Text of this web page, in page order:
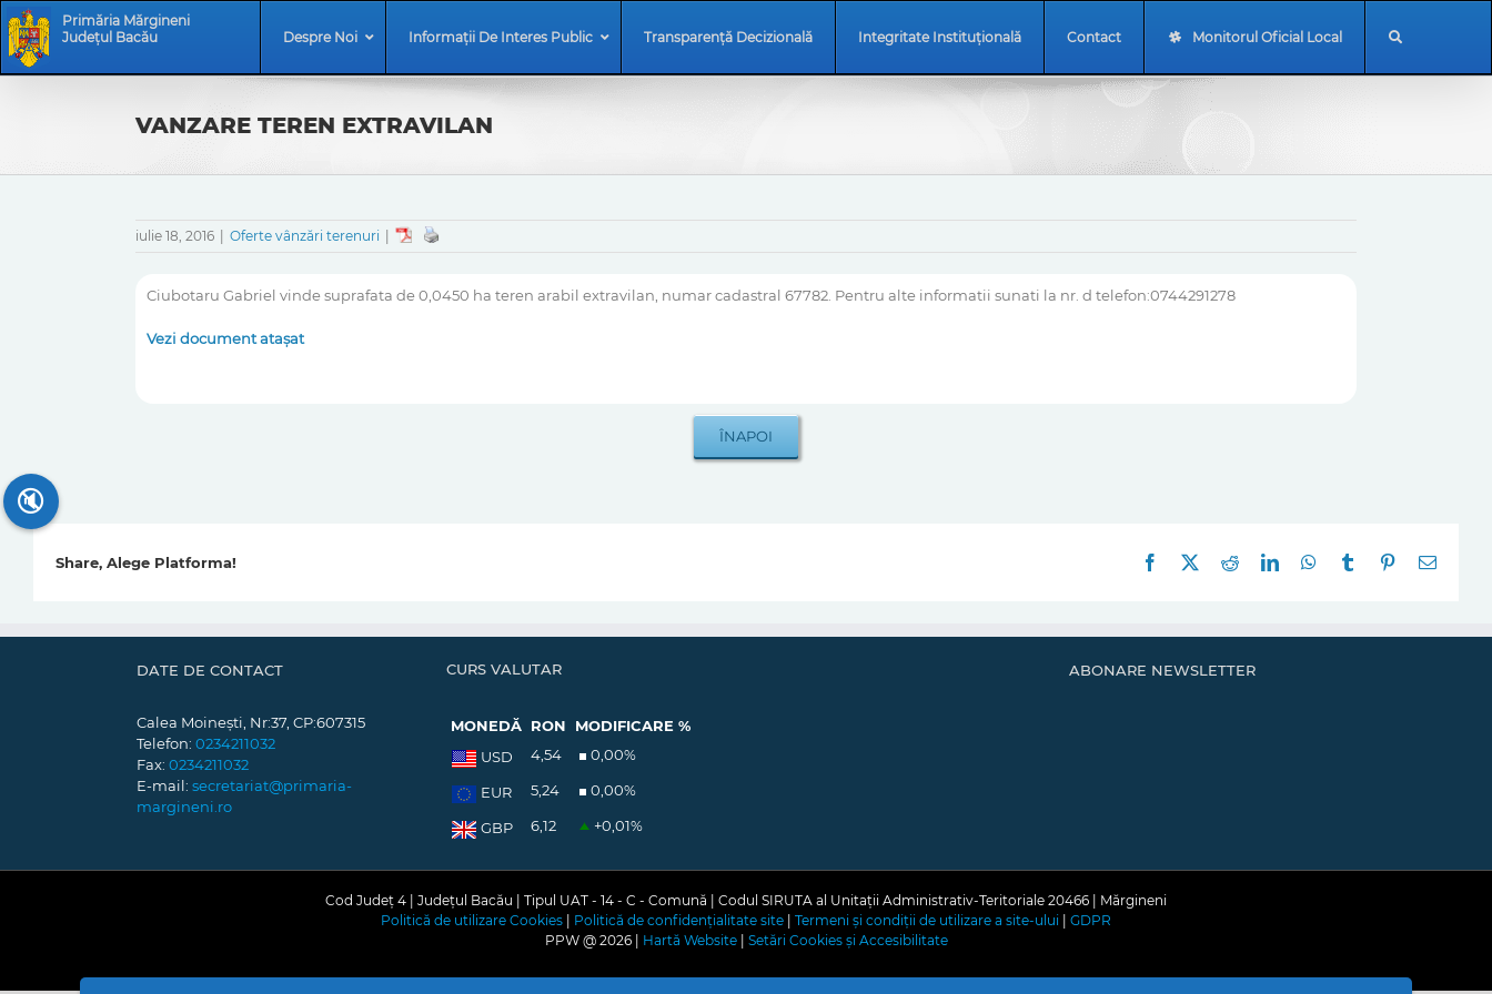
Skip
to
content
Skip
Navigation
Primăria Mărgineni
Județul Bacău
Despre Noi Informații De Interes Public Transparență Decizională Integritate Instituțională Contact Monitorul Oficial Local
VANZARE TEREN EXTRAVILAN
iulie 18, 2016 Oferte vânzări terenuri
Ciubotaru Gabriel vinde suprafata de 0,0450 ha teren arabil extravilan, numar cadastral 67782. Pentru alte informatii sunati la nr. d telefon:0744291278
Vezi document atașat
Share, Alege Platforma! Facebook RedditLinkedInWhatsApp
Tumblr Pinterest
E-
DATE DE CONTACT
Calea Moinești, Nr:37, CP:607315
Telefon: 0234211032
Fax: 0234211032
E-mail: secretariat@primaria-
margineni.ro
CURS VALUTAR
MONEDĂ RON
MODIFICARE %
USD
4,54 0,00%
EUR 5,24 0,00%
GBP 6,12 +0,01%
ABONARE NEWSLETTER
Cod Județ 4 | Județul Bacău | Tipul UAT - 14 - C - Comună | Codul SIRUTA al Unitații Administrativ-Teritoriale 20466 | Mărgineni
Politică de utilizare Cookies
Politică de confidențialitate site Termeni și condiții de utilizare a site-ului
GDPR
PPW @ 2026 | Hartă Website| Setări Cookies și Accesibilitate
🔇